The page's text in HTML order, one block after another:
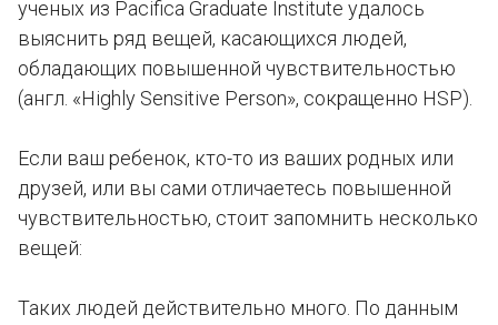
ученых из Pacifica Graduate Institute удалось
выяснить ряд вещей, касающихся людей,
обладающих повышенной чувствительностью
(англ. «Highly Sensitive Person», сокращенно HSP).
Если ваш ребенок, кто-то из ваших родных или
друзей, или вы сами отличаетесь повышенной
чувствительностью, стоит запомнить несколько
вещей:
Таких людей действительно много. По данным